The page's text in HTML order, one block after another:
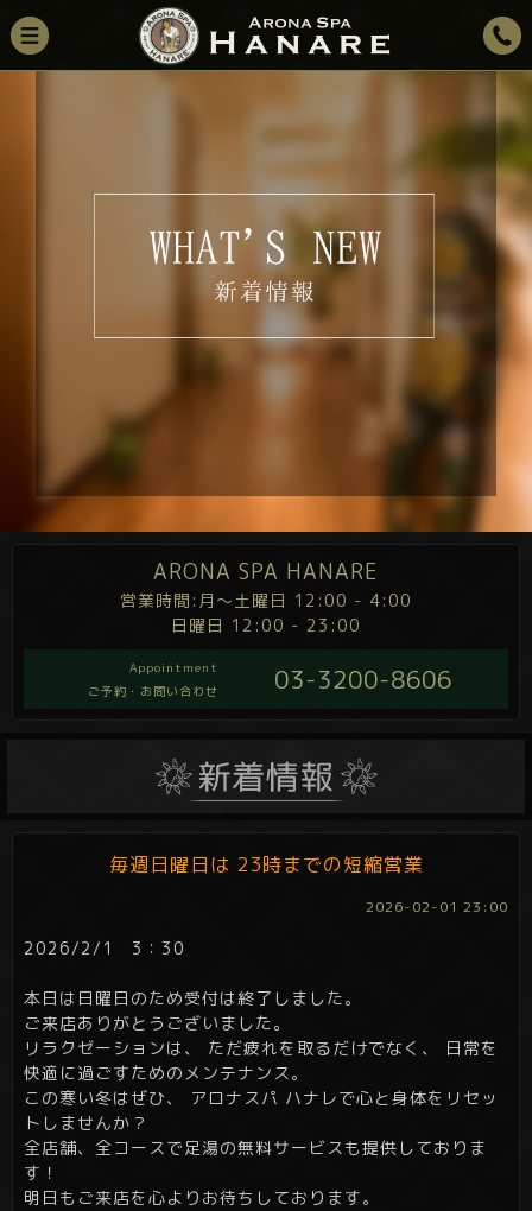
ARONA SPA HANARE
営業時間:月～土曜日 12:00 - 4:00
日曜日 12:00 - 23:00
Appointment
ご予約・お問い合わせ
03-3200-8606
毎週日曜日は 23時までの短縮営業
2026-02-01 23:00
2026/2/1 3：30
本日は日曜日のため受付は終了しました。
ご来店ありがとうございました。
リラクゼーションは、 ただ疲れを取るだけでなく、 日常を
快適に過ごすためのメンテナンス。
この寒い冬はぜひ、 アロナスパ ハナレで心と身体をリセッ
トしませんか？
全店舗、全コースで足湯の無料サービスも提供しておりま
す！
明日もご来店を心よりお待ちしております。